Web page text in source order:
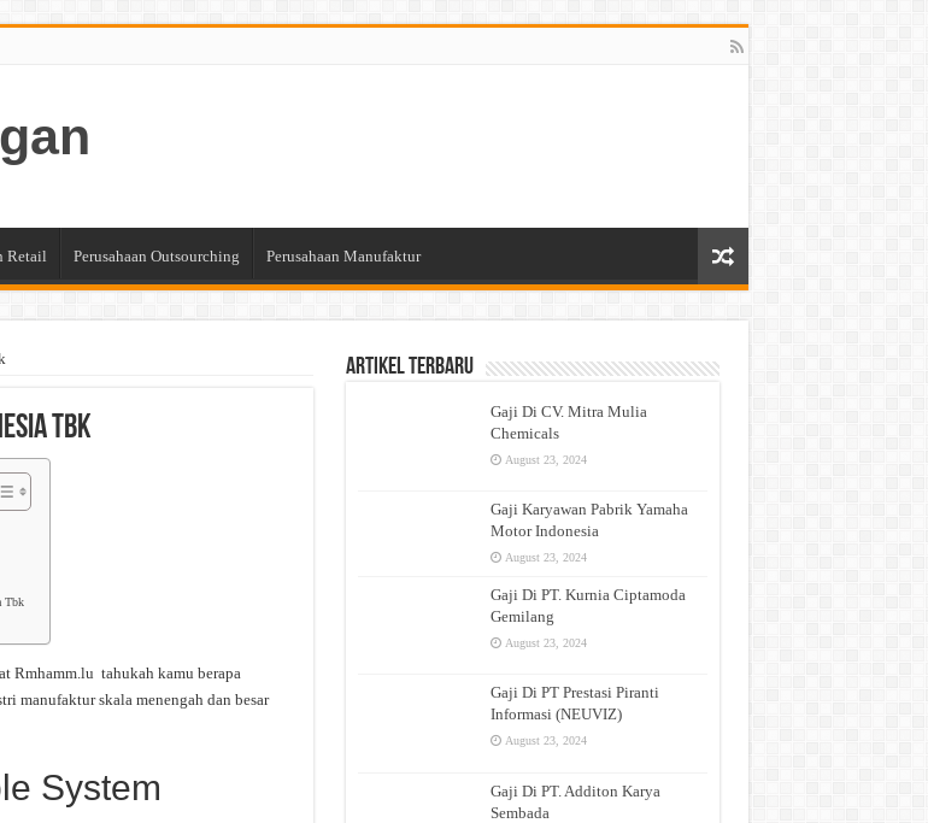
Retail Perusahaan Outsourching Perusahaan Manufaktur
Tbk
Tbk
Rmhamm.lu tahukah kamu berapa
manufaktur skala menengah dan besar
System
Artikel Terbaru
Gaji Di CV. Mitra Mulia
Chemicals
August 23, 2024
Gaji Karyawan Pabrik Yamaha
Motor Indonesia
August 23, 2024
Gaji Di PT. Kurnia Ciptamoda
Gemilang
August 23, 2024
Gaji Di PT Prestasi Piranti
Informasi (NEUVIZ)
August 23, 2024
Gaji Di PT. Additon Karya
Sembada